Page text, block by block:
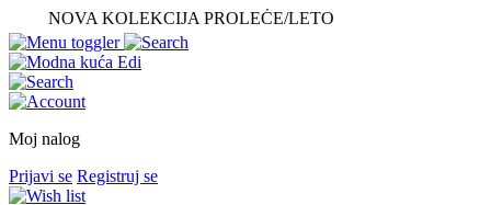
NOVA KOLEKCIJA PROLEĆE/LETO
Moj nalog
Prijavi se Registruj se